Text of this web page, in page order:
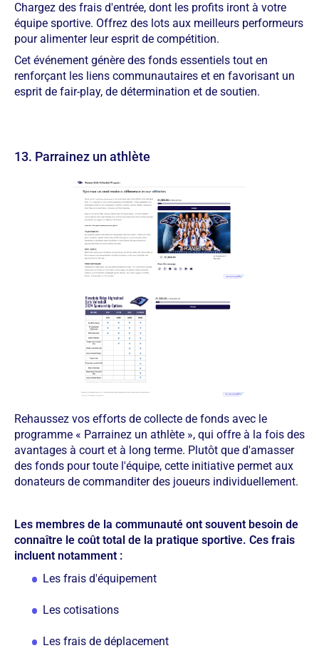
Chargez des frais d'entrée, dont les profits iront à votre
équipe sportive. Offrez des lots aux meilleurs performeurs
pour alimenter leur esprit de compétition.
Cet événement génère des fonds essentiels tout en
renforçant les liens communautaires et en favorisant un
esprit de fair-play, de détermination et de soutien.
13. Parrainez un athlète
Rehaussez vos efforts de collecte de fonds avec le
programme « Parrainez un athlète », qui offre à la fois des
avantages à court et à long terme. Plutôt que d'amasser
des fonds pour toute l'équipe, cette initiative permet aux
donateurs de commanditer des joueurs individuellement.
Les membres de la communauté ont souvent besoin de
connaître le coût total de la pratique sportive. Ces frais
incluent notamment :
Les frais d'équipement
Les cotisations
Les frais de déplacement